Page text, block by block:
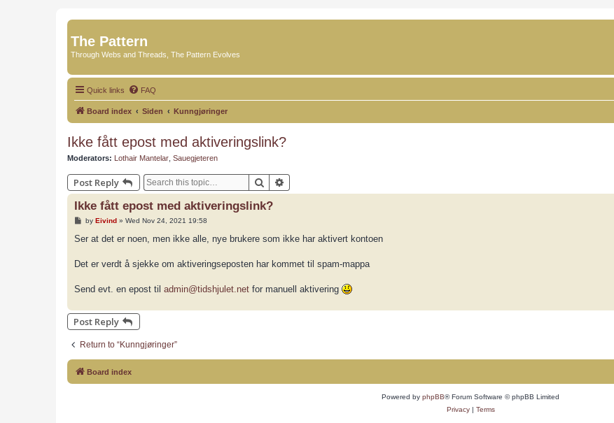
The Pattern
Through Webs and Threads, The Pattern Evolves
Quick links FAQ
Board index Siden Kunngjøringer
Ikke fått epost med aktiveringslink?
Moderators: Lothair Mantelar Sauegjeteren
Post Reply Search
Ikke fått epost med aktiveringslink?
P
s
by Eivind» Wed Nov 24, 2021 19:58
Ser at det er noen, men ikke alle, nye brukere som ikke har aktivert kontoen
Det er verdt å sjekke om aktiveringseposten har kommet til spam-mappa
Send evt. en epost til admin@tidshjulet.net for manuell aktivering
Post Reply
Return to “Kunngjøringer”
Board index
Powered by phpBB® Forum Software © phpBB Limited
Privacy| Terms